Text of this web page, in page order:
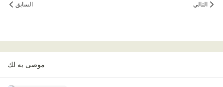
السابق التالي
موصى به لك